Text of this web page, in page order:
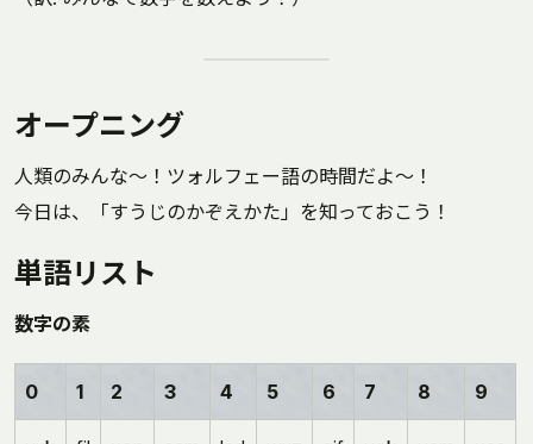
オープニング
人類のみんな～！ツォルフェー語の時間だよ～！
今日は、「すうじのかぞえかた」を知っておこう！
単語リスト
数字の素
0 1 2 3 4 5 6 7 8 9